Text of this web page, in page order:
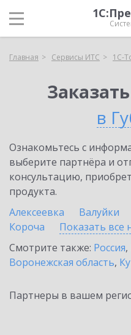
Главная Сервисы ИТС 1С-
в
Ознакомьтесь с
выберите партнёра и
консультацию,
продукта.
Алексеевка
Валуйки
Короча
Показать все
Смотрите также: Россия,
Воронежская область,
Партнеры в вашем